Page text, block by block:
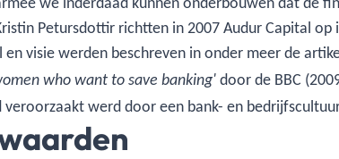
Petursdottir richtten in 2007 Audur Capital
visie werden beschreven in onder meer de
who want to save banking' door de BBC
werd door een bank- en